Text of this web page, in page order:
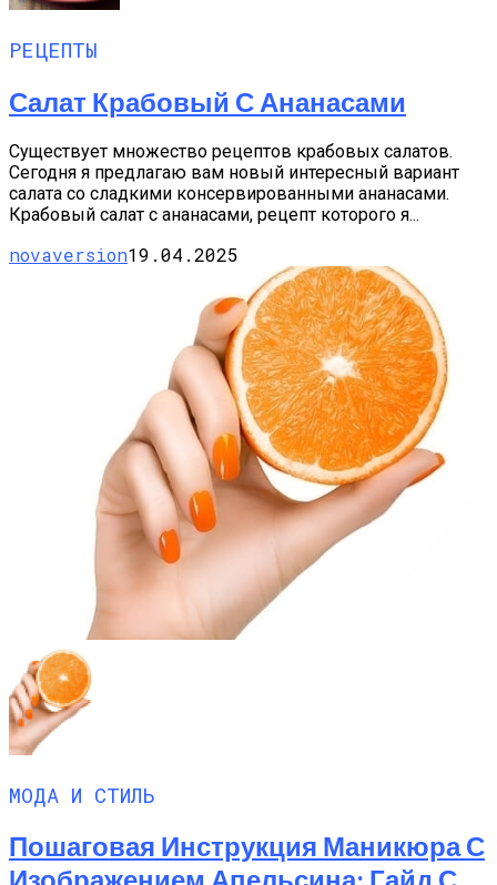
РЕЦЕПТЫ
Салат Крабовый С Ананасами
Существует множество рецептов крабовых салатов.
Сегодня я предлагаю вам новый интересный вариант
салата со сладкими консервированными ананасами.
Крабовый салат с ананасами, рецепт которого я...
novaversion19.04.2025
МОДА И СТИЛЬ
Пошаговая Инструкция Маникюра С